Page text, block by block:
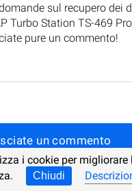
sul recupero dei
Turbo Station TS-469
pure un commento!
un commento
i cookie per migliorare
Chiudi